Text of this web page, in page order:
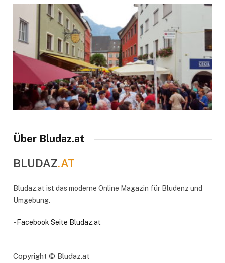
Über Bludaz.at
BLUDAZ.AT
Bludaz.at ist das moderne Online Magazin für Bludenz und
Umgebung.
- Facebook Seite Bludaz.at
Copyright © Bludaz.at